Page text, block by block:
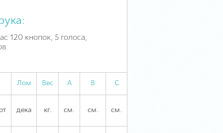
120 кнопок, 5 голоса,
Лом Вес А В С
дека кг. см. см. см.